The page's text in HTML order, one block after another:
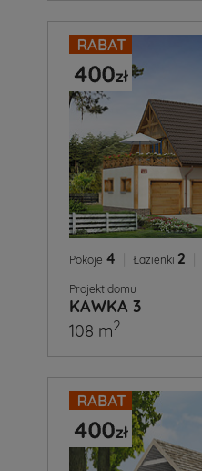
Pokoje 4 Łazienki 2
Projekt domu
KAWKA 3
108 m2